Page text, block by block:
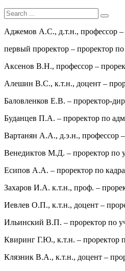
Аджемов А.С., д.т.н., профессор –
первый проректор – проректор
Аксенов В.Н., профессор –
Алешин В.С., к.т.н., доцент –
Баловленков Е.В. – проректор-
Буданцев П.А. – проректор по
Вартанян А.А., д.э.н., профессор –
Венедиктов М.Д. – проректор по
Есипов А.А. – проректор по
Захаров И.А. к.т.н., проф. –
Иевлев О.П., к.т.н., доцент –
Ильинский В.П. – проректор по
Квиринг Г.Ю., к.т.н. – проректор
Клязник В.А., к.т.н., доцент –